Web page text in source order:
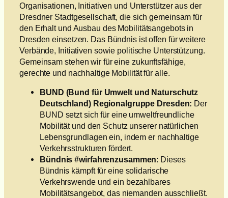
Organisationen, Initiativen und Unterstützer aus der
Dresdner Stadtgesellschaft, die sich gemeinsam für
den Erhalt und Ausbau des Mobilitätsangebots in
Dresden einsetzen. Das Bündnis ist offen für weitere
Verbände, Initiativen sowie politische Unterstützung.
Gemeinsam stehen wir für eine zukunftsfähige,
gerechte und nachhaltige Mobilität für alle.
BUND (Bund für Umwelt und Naturschutz
Deutschland) Regionalgruppe Dresden: Der
BUND setzt sich für eine umweltfreundliche
Mobilität und den Schutz unserer natürlichen
Lebensgrundlagen ein, indem er nachhaltige
Verkehrsstrukturen fördert.
Bündnis #wirfahrenzusammen: Dieses
Bündnis kämpft für eine solidarische
Verkehrswende und ein bezahlbares
Mobilitätsangebot, das niemanden ausschließt.